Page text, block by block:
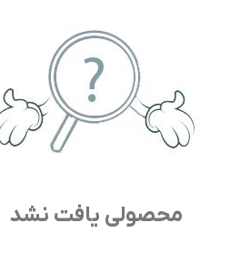
محصولی یافت نشد